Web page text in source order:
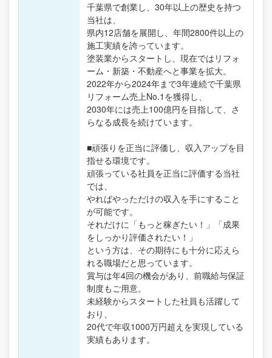
千葉県で創業し、30年以上の歴史を持つ
当社は、
県内12店舗を展開し、年間2800件以上の
施工実績を誇っています。
塗装業からスタートし、現在ではリフォ
ーム・新築・不動産へと事業を拡大。
2022年から2024年まで3年連続で千葉県
リフォーム売上No.1を獲得し、
2030年には売上100億円を目指して、さ
らなる成長を続けています。
■頑張りを正当に評価し、収入アップを目
指せる環境です。
頑張っている社員を正当に評価する当社
では、
やればやっただけの収入を手にすること
が可能です。
それだけに「もっと稼ぎたい！」「成果
をしっかり評価されたい！」
という方は、その期待にも十分に応えら
れる職場だと思っています。
賞与は年4回の機会があり、前職給与保証
制度もご用意。
未経験からスタートした社員も活躍して
おり、
20代で年収1000万円超えを実現している
実績もあります。